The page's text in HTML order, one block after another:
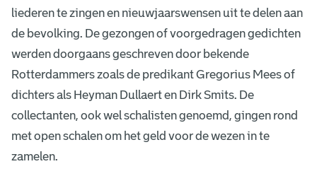
liederen te zingen en nieuwjaarswensen uit te delen aan
de bevolking. De gezongen of voorgedragen gedichten
werden doorgaans geschreven door bekende
Rotterdammers zoals de predikant Gregorius Mees of
dichters als Heyman Dullaert en Dirk Smits. De
collectanten, ook wel schalisten genoemd, gingen rond
met open schalen om het geld voor de wezen in te
zamelen.